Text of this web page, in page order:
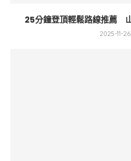
25分鐘登頂輕鬆路線推薦
2025-11-26